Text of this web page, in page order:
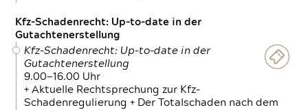
Kfz-Schadenrecht: Up-to-date in der
Gutachtenerstellung
Kfz-Schadenrecht: Up-to-date in der
Gutachtenerstellung
9.00—16.00 Uhr
+ Aktuelle Rechtsprechung zur Kfz-
Schadenregulierung + Der Totalschaden nach dem